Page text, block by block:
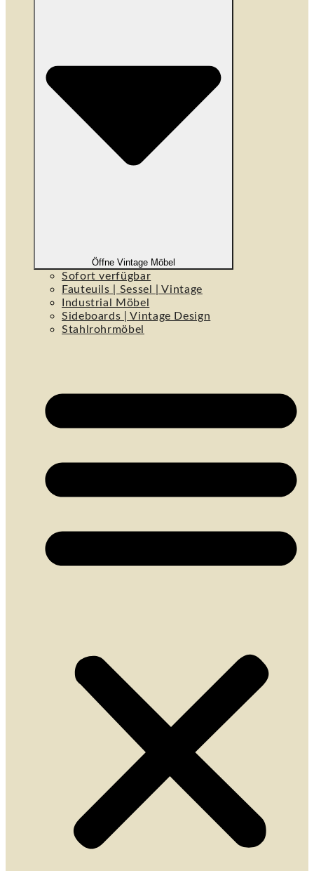
Öffne Vintage Möbel
Sofort verfügbar
Fauteuils | Sessel | Vintage
Industrial Möbel
Sideboards | Vintage Design
Stahlrohrmöbel